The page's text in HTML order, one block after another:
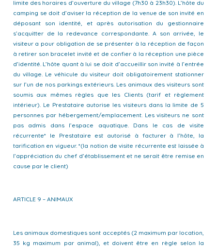
limite des horaires d’ouverture du village (7h30 à 23h30). L’hôte du
camping se doit d’aviser la réception de la venue de son invité en
déposant son identité, et après autorisation du gestionnaire
s’acquitter de la redevance correspondante. A son arrivée, le
visiteur a pour obligation de se présenter à la réception de façon
à retirer son bracelet invité et de confier à la réception une pièce
d’identité. L’hôte quant à lui se doit d’accueillir son invité à l’entrée
du village. Le véhicule du visiteur doit obligatoirement stationner
sur l’un de nos parkings extérieurs. Les animaux des visiteurs sont
soumis aux mêmes règles que les Clients (tarif et règlement
intérieur). Le Prestataire autorise les visiteurs dans la limite de 5
personnes par hébergement/emplacement. Les visiteurs ne sont
pas admis dans l’espace aquatique. Dans le cas de visite
récurrente* le Prestataire est autorisé à facturer à l’hôte, la
tarification en vigueur. *(la notion de visite récurrente est laissée à
l’appréciation du chef d’établissement et ne serait être remise en
cause par le client)
ARTICLE 9 – ANIMAUX
Les animaux domestiques sont acceptés (2 maximum par location,
35 kg maximum par animal), et doivent être en règle selon la